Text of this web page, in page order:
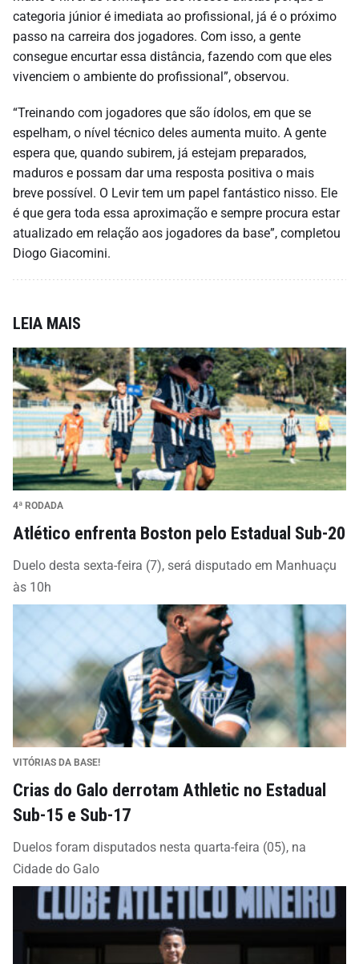
categoria júnior é imediata ao profissional, já é o próximo
passo na carreira dos jogadores. Com isso, a gente
consegue encurtar essa distância, fazendo com que eles
vivenciem o ambiente do profissional”, observou.
“Treinando com jogadores que são ídolos, em que se
espelham, o nível técnico deles aumenta muito. A gente
espera que, quando subirem, já estejam preparados,
maduros e possam dar uma resposta positiva o mais
breve possível. O Levir tem um papel fantástico nisso. Ele
é que gera toda essa aproximação e sempre procura estar
atualizado em relação aos jogadores da base”, completou
Diogo Giacomini.
LEIA MAIS
4ª RODADA
Atlético enfrenta Boston pelo Estadual Sub-20
Duelo desta sexta-feira (7), será disputado em Manhuaçu
às 10h
VITÓRIAS DA BASE!
Crias do Galo derrotam Athletic no Estadual
Sub-15 e Sub-17
Duelos foram disputados nesta quarta-feira (05), na
Cidade do Galo